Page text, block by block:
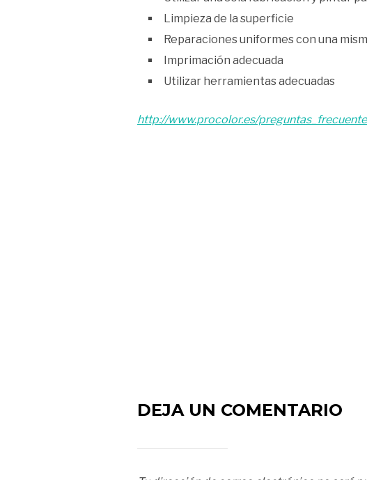
Limpieza de la superficie
Reparaciones uniformes con una
Imprimación adecuada
Utilizar herramientas adecuadas
http://www.procolor.es/
DEJA UN COMENTARIO